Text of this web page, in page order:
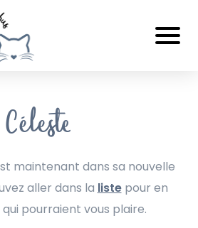
Céleste
maintenant dans sa nouvelle
aller dans la listepour en
qui pourraient vous plaire.